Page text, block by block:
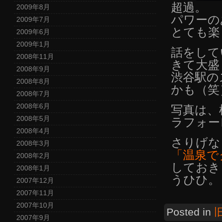
2009年8月
2009年7月
2009年6月
2009年1月
2008年11月
2008年9月
2008年8月
2008年7月
2008年6月
2008年5月
2008年4月
2008年3月
2008年2月
2008年1月
2007年12月
2007年11月
2007年10月
2007年9月
超過。
パワー
とても
話をし
きて大
渋谷駅
かも（笑
写真は
ラフォ
さりげ
「温泉
してお
うひひ。
Posted in